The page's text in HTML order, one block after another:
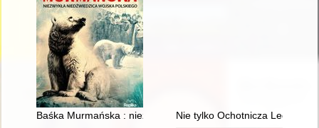
Baśka Murmańska : niezwykła niedźwiedzica Wojska Polskiego
Nie tylko Ochotnicza Legia